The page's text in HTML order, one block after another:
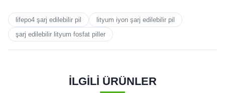
lifepo4 şarj edilebilir pil
lityum iyon şarj edilebilir pil
şarj edilebilir lityum fosfat piller
İLGİLİ ÜRÜNLER